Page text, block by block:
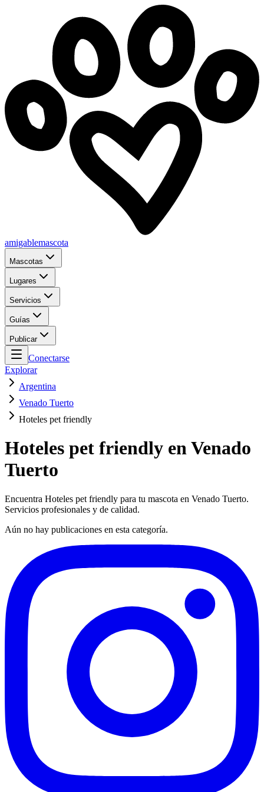
amigablemascota
Mascotas
Lugares
Servicios
Guías
Publicar
Conectarse
Explorar
Argentina
Venado Tuerto
Hoteles pet friendly
Hoteles pet friendly en Venado
Tuerto
Encuentra Hoteles pet friendly para tu mascota en Venado Tuerto.
Servicios profesionales y de calidad.
Aún no hay publicaciones en esta categoría.